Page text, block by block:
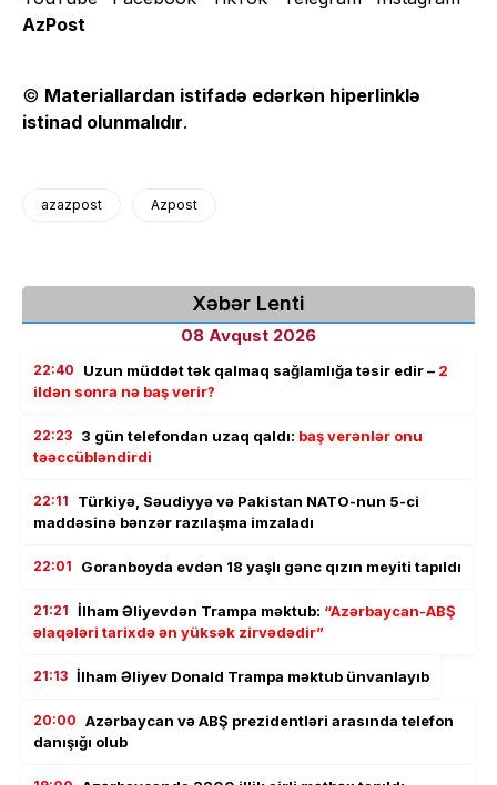
AzPost
© Materiallardan istifadə edərkən hiperlinklə
istinad olunmalıdır.
azazpost Azpost
Xəbər Lenti
08 Avqust 2026
22:40 Uzun müddət tək qalmaq sağlamlığa təsir edir – 2
ildən sonra nə baş verir?
22:23 3 gün telefondan uzaq qaldı: baş verənlər onu
təəccübləndirdi
22:11
Türkiyə, Səudiyyə və Pakistan NATO-nun 5-ci
maddəsinə bənzər razılaşma imzaladı
22:01 Goranboyda evdən 18 yaşlı gənc qızın meyiti tapıldı
21:21 İlham Əliyevdən Trampa məktub: “Azərbaycan-ABŞ
əlaqələri tarixdə ən yüksək zirvədədir”
21:13 İlham Əliyev Donald Trampa məktub ünvanlayıb
20:00 Azərbaycan və ABŞ prezidentləri arasında telefon
danışığı olub